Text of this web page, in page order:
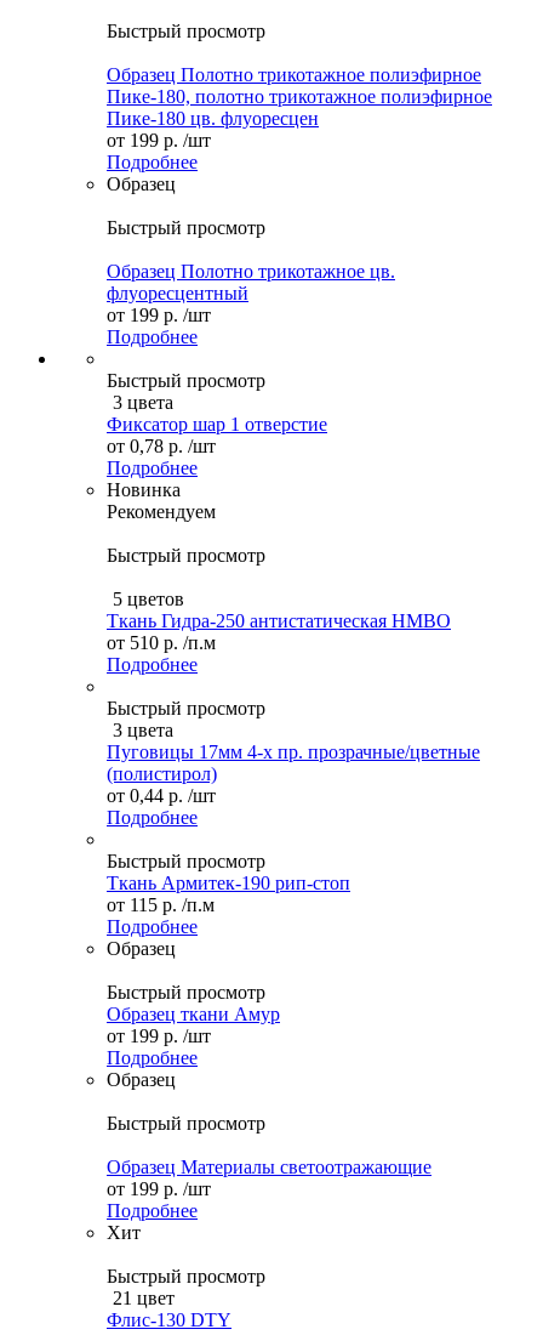
Быстрый просмотр
Образец Полотно трикотажное полиэфирное
Пике-180, полотно трикотажное полиэфирное
Пике-180 цв. флуоресцен
от 199 р. /шт
Подробнее
Образец
Быстрый просмотр
Образец Полотно трикотажное цв.
флуоресцентный
от 199 р. /шт
Подробнее
Быстрый просмотр
3 цвета
Фиксатор шар 1 отверстие
от 0,78 р. /шт
Подробнее
Новинка
Рекомендуем
Быстрый просмотр
5 цветов
Ткань Гидра-250 антистатическая НМВО
от 510 р. /п.м
Подробнее
Быстрый просмотр
3 цвета
Пуговицы 17мм 4-х пр. прозрачные/цветные
(полистирол)
от 0,44 р. /шт
Подробнее
Быстрый просмотр
Ткань Армитек-190 рип-стоп
от 115 р. /п.м
Подробнее
Образец
Быстрый просмотр
Образец ткани Амур
от 199 р. /шт
Подробнее
Образец
Быстрый просмотр
Образец Материалы светоотражающие
от 199 р. /шт
Подробнее
Хит
Быстрый просмотр
21 цвет
Флис-130 DTY